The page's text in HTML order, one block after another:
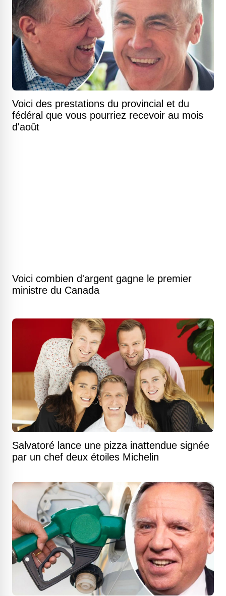
Voici des prestations du provincial et du
fédéral que vous pourriez recevoir au mois
d'août
Voici combien d'argent gagne le premier
ministre du Canada
Salvatoré lance une pizza inattendue signée
par un chef deux étoiles Michelin